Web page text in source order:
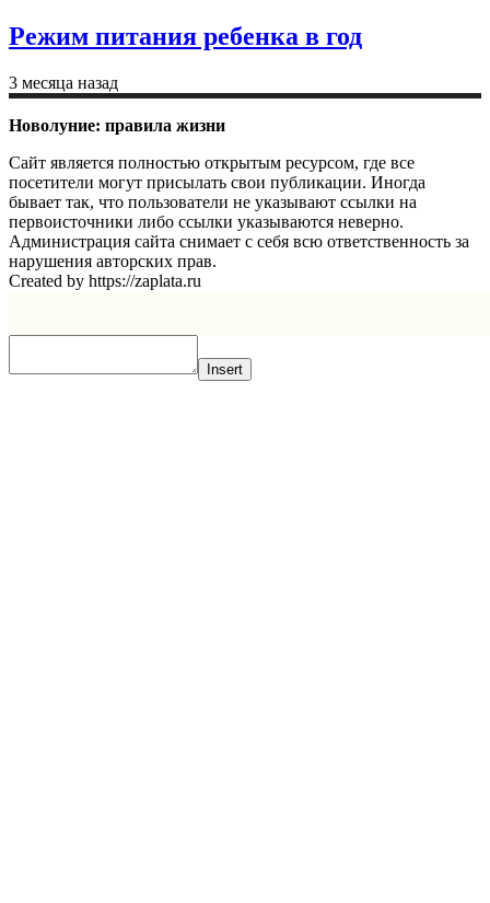
Режим питания ребенка в год
3 месяца назад
Новолуние: правила жизни
Сайт является полностью открытым ресурсом, где все
посетители могут присылать свои публикации. Иногда
бывает так, что пользователи не указывают ссылки на
первоисточники либо ссылки указываются неверно.
Администрация сайта снимает с себя всю ответственность за
нарушения авторских прав.
Created by https://zaplata.ru
Insert